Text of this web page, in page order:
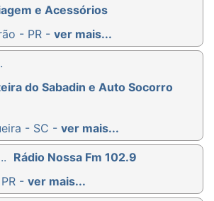
e Acessórios
- PR - ver mais...
do Sabadin e Auto Socorro
- SC - ver mais...
Rádio Nossa Fm 102.9
- ver mais...